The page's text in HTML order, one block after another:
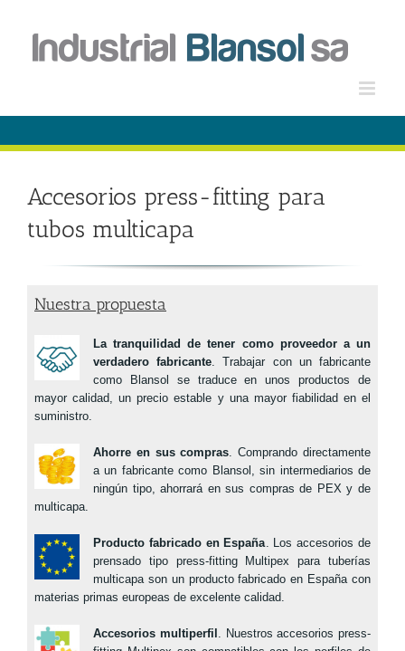
contenido
Accesorios press-fitting para
tubos multicapa
Nuestra propuesta
La tranquilidad de tener como proveedor a un
verdadero fabricante . Trabajar con un fabricante
como Blansol se traduce en unos productos de
mayor calidad, un precio estable y una mayor fiabilidad en el
suministro.
Ahorre en sus compras . Comprando directamente
a un fabricante como Blansol, sin intermediarios de
ningún tipo, ahorrará en sus compras de PEX y de
multicapa.
Producto fabricado en España . Los accesorios de
prensado tipo press-fitting Multipex para tuberías
multicapa son un producto fabricado en España con
materias primas europeas de excelente calidad.
Accesorios multiperfil
. Nuestros accesorios press-